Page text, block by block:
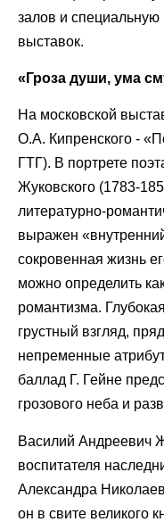
залов и специальную
выставок.
«Гроза души, ума
На московской
О.А. Кипренского -
ГТГ). В портрете
Жуковского (1783-
литературно-
выражен
сокровенная жизнь
можно определить
романтизма.
грустный взгляд,
непременные
баллад Г. Гейне
грозового неба и
Василий Андреевич
воспитателя
Александра
он в свите великого